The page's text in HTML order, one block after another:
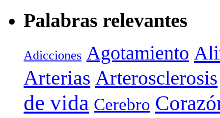
Palabras relevantes
Adicciones Agotamiento
Arterias Arterosclerosis
de vida Cerebro